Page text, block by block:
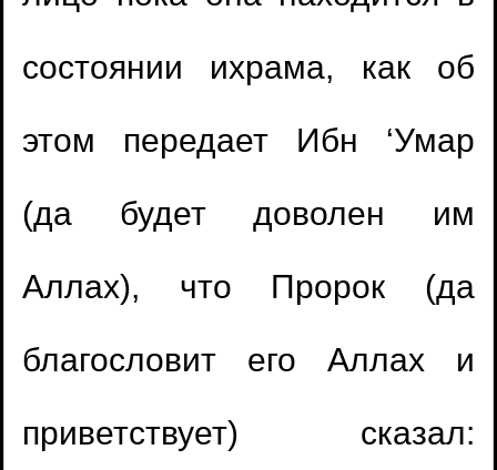
состоянии ихрама, как об
этом передает Ибн ‘Умар
(да будет доволен им
Аллах), что Пророк (да
благословит его Аллах и
приветствует) сказал: